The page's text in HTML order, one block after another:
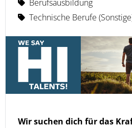
Berufsausbildung
Technische Berufe
Wir suchen dich für das